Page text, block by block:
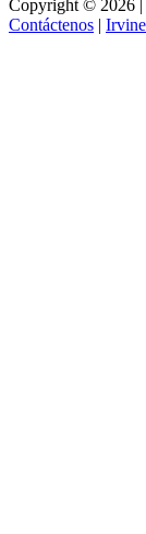
Copyright © 2026 |
Contáctenos |